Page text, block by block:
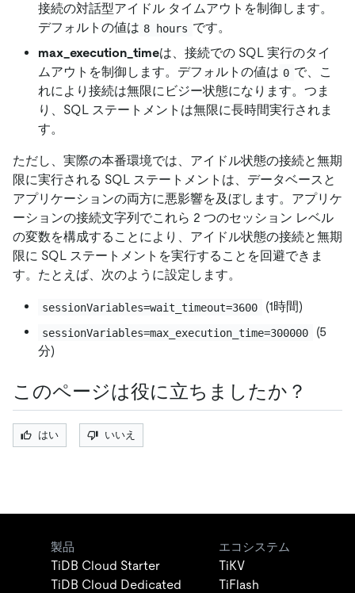
接続の対話型アイドル タイムアウトを制御します。
デフォルトの値は 8 hours です。
max_execution_timeは、接続での SQL 実行のタイ
ムアウトを制御します。デフォルトの値は 0 で、こ
れにより接続は無限にビジー状態になります。つま
り、SQL ステートメントは無限に長時間実行されま
す。
ただし、実際の本番環境では、アイドル状態の接続と無期
限に実行される SQL ステートメントは、データベースと
アプリケーションの両方に悪影響を及ぼします。アプリケ
ーションの接続文字列でこれら 2 つのセッション レベル
の変数を構成することにより、アイドル状態の接続と無期
限に SQL ステートメントを実行することを回避できま
す。たとえば、次のように設定します。
sessionVariables=wait_timeout=3600 (1時間)
sessionVariables=max_execution_time=300000
(5
分)
このページは役に立ちましたか？
はい いいえ
製品
TiDB Cloud Starter
TiDB Cloud Dedicated
エコシステム
TiKV
TiFlash